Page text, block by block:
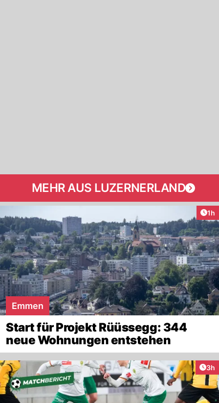
MEHR AUS LUZERNERLAND
1h
Emmen
Start für Projekt Rüüssegg: 344
neue Wohnungen entstehen
3h